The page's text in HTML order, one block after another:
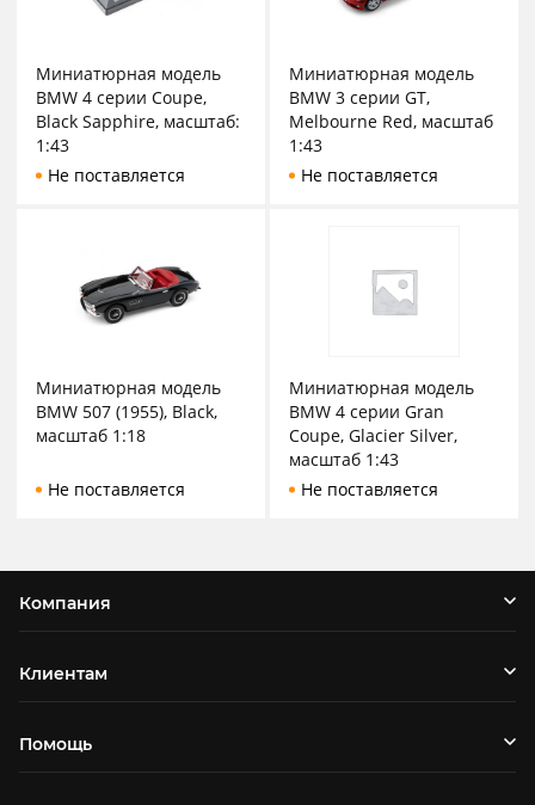
Миниатюрная модель
BMW 4 серии Coupe,
Black Sapphire, масштаб:
1:43
Не поставляется
Миниатюрная модель
BMW 3 серии GT,
Melbourne Red, масштаб
1:43
Не поставляется
Миниатюрная модель
BMW 507 (1955), Black,
масштаб 1:18
Не поставляется
Миниатюрная модель
BMW 4 серии Gran
Coupe, Glacier Silver,
масштаб 1:43
Не поставляется
Компания
Клиентам
Помощь